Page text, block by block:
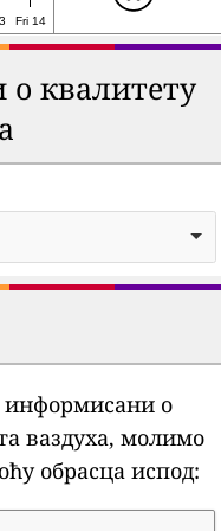
Fri 14
о квалитету
информисани о
ваздуха, молимо
обрасца испод: